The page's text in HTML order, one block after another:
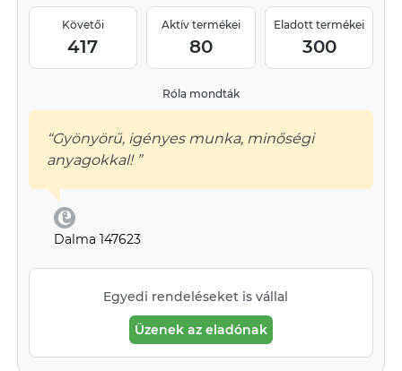
Követői
417
Aktív termékei
80
Eladott termékei
300
Róla mondták
“Gyönyörű, igényes munka, minőségi
anyagokkal! ”
Dalma 147623
Egyedi rendeléseket is vállal
Üzenek az eladónak